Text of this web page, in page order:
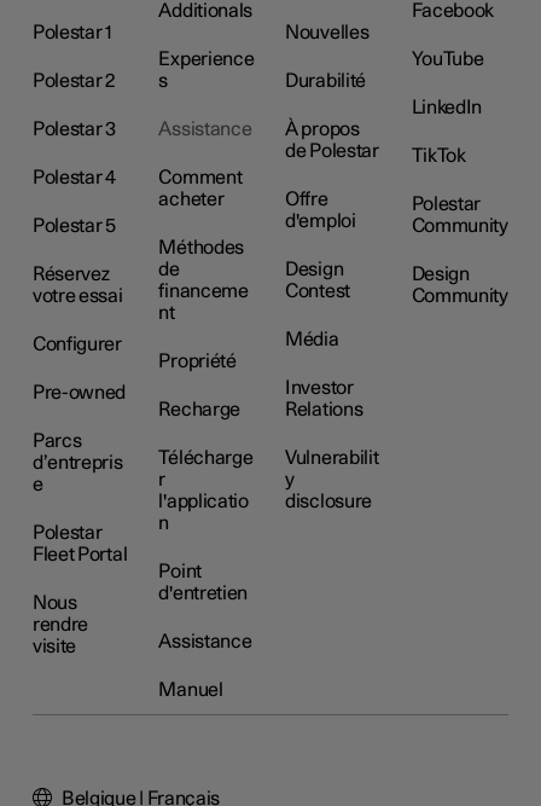
Polestar 1
Polestar 2
Polestar 3
Polestar 4
Polestar 5
Réservez
votre essai
Configurer
Pre-owned
Parcs
d’entrepris
e
Polestar
Fleet Portal
Nous
rendre
visite
Additionals
Experience
s
Assistance
Comment
acheter
Méthodes
de
financeme
nt
Propriété
Recharge
Télécharge
r
l'applicatio
n
Point
d'entretien
Assistance
Manuel
Nouvelles
Durabilité
À propos
de Polestar
Offre
d'emploi
Design
Contest
Média
Investor
Relations
Vulnerabilit
y
disclosure
Facebook
YouTube
LinkedIn
TikTok
Polestar
Community
Design
Community
Belgique | Français